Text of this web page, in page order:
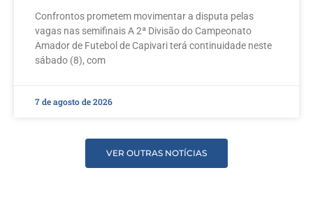
Confrontos prometem movimentar a disputa pelas
vagas nas semifinais A 2ª Divisão do Campeonato
Amador de Futebol de Capivari terá continuidade neste
sábado (8), com
7 de agosto de 2026
VER OUTRAS NOTÍCIAS